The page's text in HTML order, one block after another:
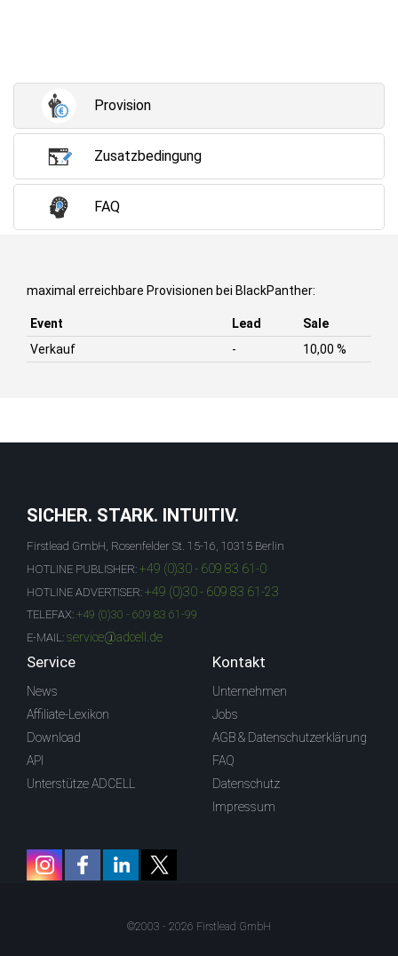
Provision
Zusatzbedingung
FAQ
maximal erreichbare Provisionen bei BlackPanther:
Event Lead
Sale
Verkauf
- 10,00 %
SICHER. STARK. INTUITIV.
Firstlead GmbH, Rosenfelder St. 15-16, 10315 Berlin
HOTLINE PUBLISHER: +49 (0)30 - 609 83 61-0
HOTLINE ADVERTISER: +49 (0)30 - 609 83 61-23
TELEFAX: +49 (0)30 - 609 83 61-99
E-MAIL: service@adcell.de
Service
News
Affiliate-Lexikon
Download
API
Unterstütze ADCELL
Kontakt
Unternehmen
Jobs
AGB & Datenschutzerklärung
FAQ
Datenschutz
Impressum
©2003 - 2026 Firstlead GmbH